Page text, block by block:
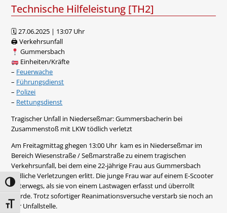
Umschalten auf hohe Kontraste
Schrift vergrößern
Technische Hilfeleistung [TH2]
🗓 27.06.2025 | 13:07 Uhr
🖨 Verkehrsunfall
Gummersbach
Einheiten/Kräfte
– Feuerwache
– Führungsdienst
– Polizei
– Rettungsdienst
Tragischer Unfall in Niederseßmar: Gummersbacherin bei
Zusammenstoß mit LKW tödlich verletzt
Am Freitagmittag ghegen 13:00 Uhr kam es in Niederseßmar im
Bereich Wiesenstraße / Seßmarstraße zu einem tragischen
Verkehrsunfall, bei dem eine 22-jährige Frau aus Gummersbach
tödliche Verletzungen erlitt. Die junge Frau war auf einem E-Scooter
unterwegs, als sie von einem Lastwagen erfasst und überrollt
wurde. Trotz sofortiger Reanimationsversuche verstarb sie noch an
der Unfallstelle.